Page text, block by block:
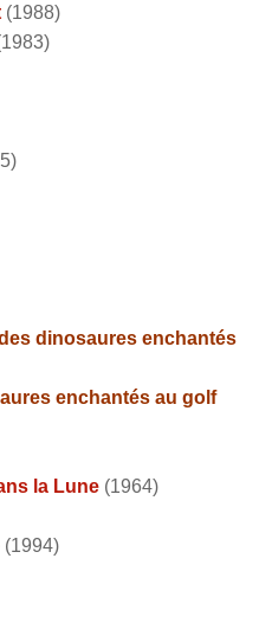
(1988)
dinosaures enchantés
enchantés au golf
la Lune (1964)
(1994)